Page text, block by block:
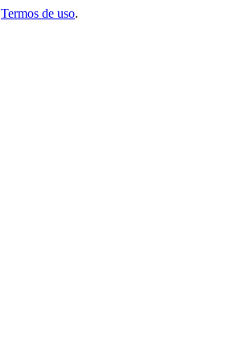
Termos de uso.